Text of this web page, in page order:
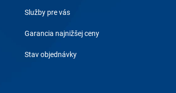
Služby pre vás
Garancia najnižšej ceny
Stav objednávky